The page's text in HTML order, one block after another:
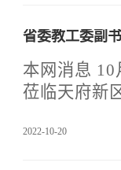
工会第三小
时也是一个
院工会的带
员工之间的
省委教工委副
本网消息
莅临天府新
长助理李民
2022-10-20